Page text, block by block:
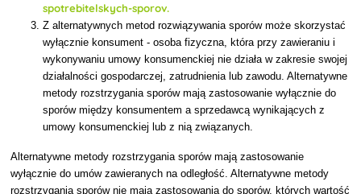
spotrebitelskych-sporov.
Z alternatywnych metod rozwiązywania sporów może skorzystać
wyłącznie konsument - osoba fizyczna, która przy zawieraniu i
wykonywaniu umowy konsumenckiej nie działa w zakresie swojej
działalności gospodarczej, zatrudnienia lub zawodu. Alternatywne
metody rozstrzygania sporów mają zastosowanie wyłącznie do
sporów między konsumentem a sprzedawcą wynikających z
umowy konsumenckiej lub z nią związanych.
Alternatywne metody rozstrzygania sporów mają zastosowanie
wyłącznie do umów zawieranych na odległość. Alternatywne metody
rozstrzygania sporów nie mają zastosowania do sporów, których wartość